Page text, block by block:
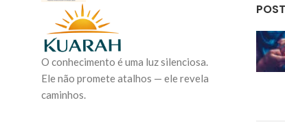
O conhecimento é uma luz silenciosa.
Ele não promete atalhos — ele revela
caminhos.